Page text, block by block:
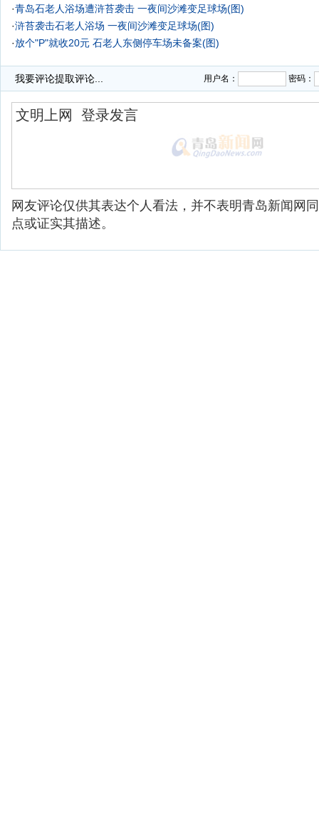
·青岛石老人浴场遭浒苔袭击 一夜间沙滩变足球场(图)
·浒苔袭击石老人浴场 一夜间沙滩变足球场(图)
·放个"P"就收20元 石老人东侧停车场未备案(图)
我要评论提取评论... 用户名： 密码：
网友评论仅供其表达个人看法，并不表明青岛新闻网
点或证实其描述。